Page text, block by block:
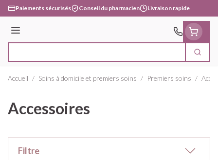
Aller au contenu
Paiements sécurisés Conseil du pharmacien Livraison rapide
Menu
Accueil / Soins à domicile et premiers soins / Premiers soins /
Accessoires
Filtre